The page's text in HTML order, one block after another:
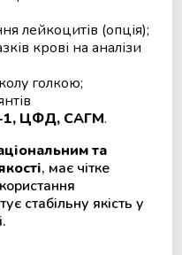
лейкоцитів (опція);
крові на аналізи
голкою;
ЦФД, САГМ.
та
, має чітке
стабільну якість у